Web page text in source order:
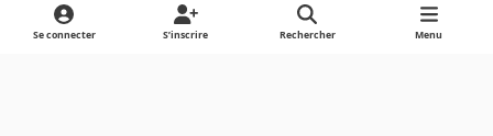
Light ModeDark ModeSystem Preference
Se connecter S’inscrire Rechercher Menu